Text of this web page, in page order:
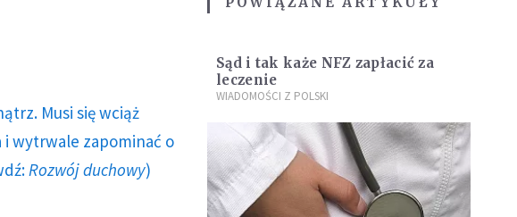
Musi się wciąż
i wytrwale zapominać o
Rozwój duchowy)
Sąd i tak każe NFZ zapłacić za
leczenie
WIADOMOŚCI Z POLSKI